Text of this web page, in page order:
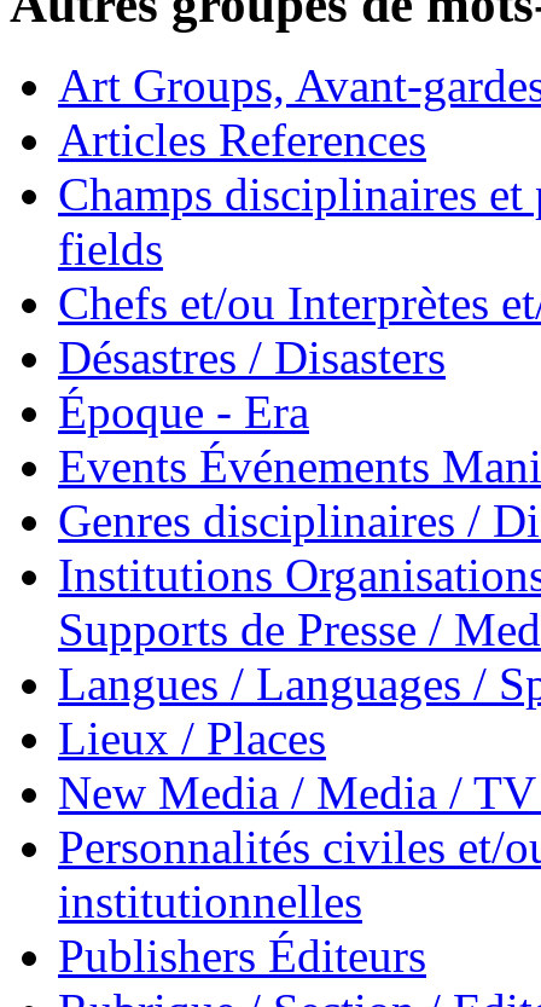
Art Groups, Avant-
Articles References
Champs disciplinaires
fields
Chefs et/ou Interprètes
Désastres / Disasters
Époque - Era
Events Événements
Genres disciplinaires /
Institutions
Supports de Presse /
Langues / Languages /
Lieux / Places
New Media / Media /
Personnalités civiles et/
institutionnelles
Publishers Éditeurs